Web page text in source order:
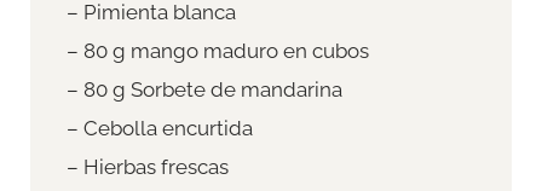
– Pimienta blanca
– 80 g mango maduro en cubos
– 80 g Sorbete de mandarina
– Cebolla encurtida
– Hierbas frescas